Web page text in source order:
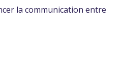
la communication entre